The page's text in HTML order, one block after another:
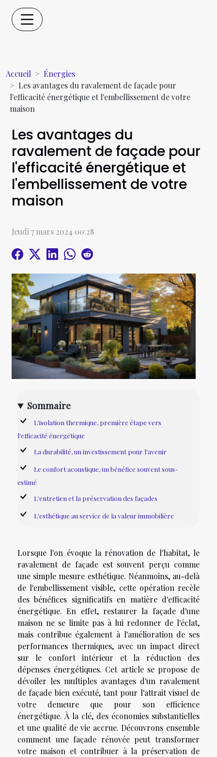
Accueil
Énergies
Les avantages du ravalement de façade pour
l'efficacité énergétique et l'embellissement de votre
maison
Les avantages du
ravalement de façade pour
l'efficacité énergétique et
l'embellissement de votre
maison
Jeudi 7 mars 2024 00:28
Sommaire
L'isolation thermique, première étape vers
l'efficacité énergétique
La durabilité, un investissement pour l'avenir
Le confort acoustique, un bénéfice souvent sous-
estimé
L'entretien et la préservation des façades
L'esthétique au service de la valeur immobilière
Lorsque l'on évoque la rénovation de l'habitat, le
ravalement de façade est souvent perçu comme
une simple mesure esthétique. Néanmoins, au-delà
de l'embellissement visible, cette opération recèle
des bénéfices significatifs en matière d'efficacité
énergétique. En effet, restaurer la façade d'une
maison ne se limite pas à lui redonner de l'éclat,
mais contribue également à l'amélioration de ses
performances thermiques, avec un impact direct
sur le confort intérieur et la réduction des
dépenses énergétiques. Cet article se propose de
dévoiler les multiples avantages d'un ravalement
de façade bien exécuté, tant pour l'attrait visuel de
votre demeure que pour son efficience
énergétique. À la clé, des économies substantielles
et une qualité de vie accrue. Découvrons ensemble
comment une façade rénovée peut transformer
votre maison et contribuer à la préservation de